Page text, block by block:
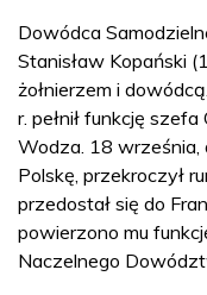
Dowódca
Stanisław Kopański
żołnierzem i
r. pełnił funkcję
Wodza. 18 września,
Polskę, przekroczył
przedostał się do
powierzono mu
Naczelnego